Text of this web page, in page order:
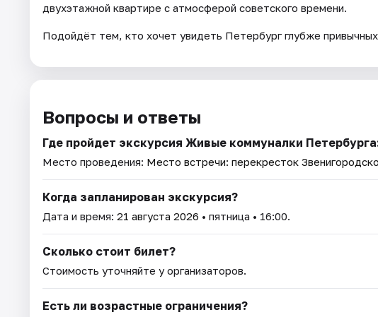
двухэтажной квартире с атмосферой советского времени.
Подойдёт тем, кто хочет увидеть Петербург глубже
Вопросы и ответы
Где пройдет экскурсия Живые коммуналки
Место проведения: Место встречи: перекресток
Когда запланирован экскурсия?
Дата и время: 21 августа 2026 • пятница • 16:00.
Сколько стоит билет?
Стоимость уточняйте у организаторов.
Есть ли возрастные ограничения?